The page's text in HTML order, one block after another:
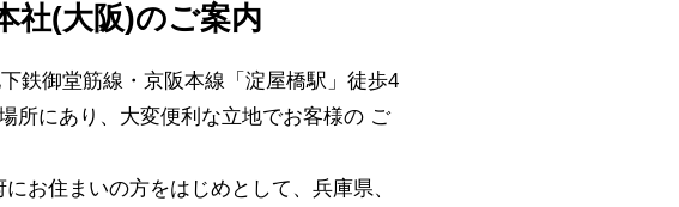
社(大阪)のご案内
鉄御堂筋線・京阪本線「淀屋橋駅」徒歩4
所にあり、大変便利な立地でお客様の ご
お住まいの方をはじめとして、兵庫県、